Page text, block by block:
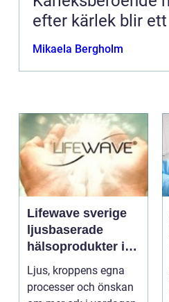
efter kärlek blir
Mikaela Bergholm
Lifewave sverige
ljusbaserade
hälsoprodukter i
fokus
Ljus, kroppens egna
processer och önskan